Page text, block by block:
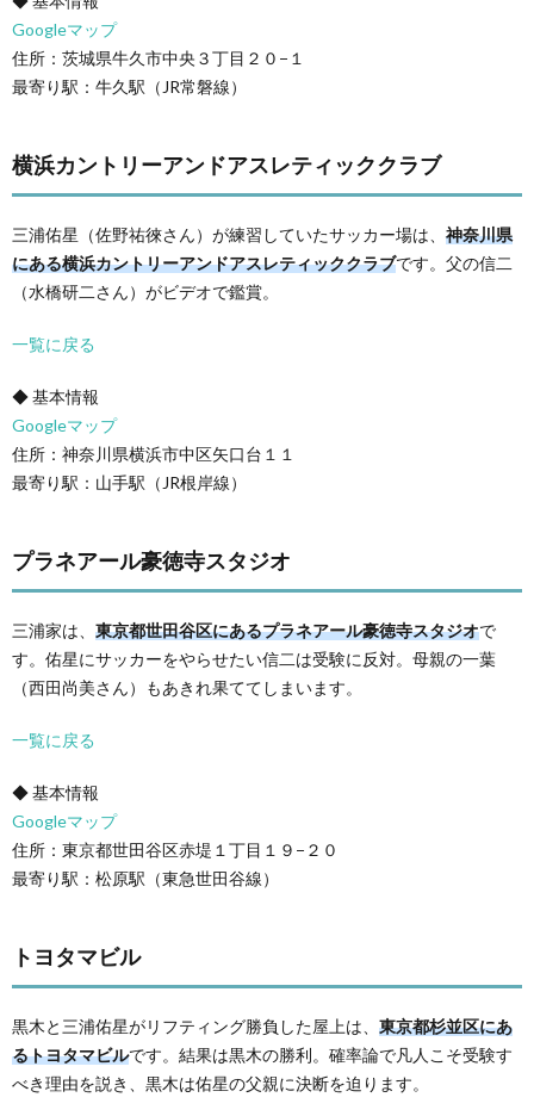
Googleマップ
住所：茨城県牛久市中央３丁目２０−１
最寄り駅：牛久駅（JR常磐線）
横浜カントリーアンドアスレティッククラブ
三浦佑星（佐野祐徠さん）が練習していたサッカー場は、 神奈川県
にある横浜カントリーアンドアスレティッククラブです。父の信二
（水橋研二さん）がビデオで鑑賞。
一覧に戻る
◆ 基本情報
Googleマップ
住所：神奈川県横浜市中区矢口台１１
最寄り駅：山手駅（JR根岸線）
プラネアール豪徳寺スタジオ
三浦家は、 東京都世田谷区にあるプラネアール豪徳寺スタジオで
す。佑星にサッカーをやらせたい信二は受験に反対。母親の一葉
（西田尚美さん）もあきれ果ててしまいます。
一覧に戻る
◆ 基本情報
Googleマップ
住所：東京都世田谷区赤堤１丁目１９−２０
最寄り駅：松原駅（東急世田谷線）
トヨタマビル
黒木と三浦佑星がリフティング勝負した屋上は、 東京都杉並区にあ
るトヨタマビルです。結果は黒木の勝利。確率論で凡人こそ受験す
べき理由を説き、黒木は佑星の父親に決断を迫ります。